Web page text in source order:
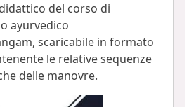
del corso di
ayurvedico
scaricabile in formato
le relative sequenze
delle manovre.